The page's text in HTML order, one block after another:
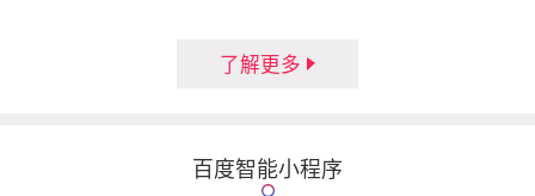
了解更多
百度智能小程序